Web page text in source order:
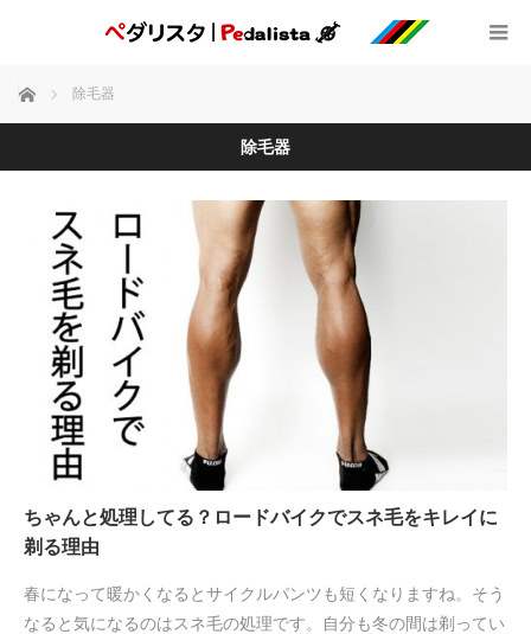
ホーム 除毛器
除毛器
ちゃんと処理してる？ロードバイクでスネ毛をキレイに
剃る理由
春になって暖かくなるとサイクルパンツも短くなりますね。そう
なると気になるのはスネ毛の処理です。自分も冬の間は剃ってい